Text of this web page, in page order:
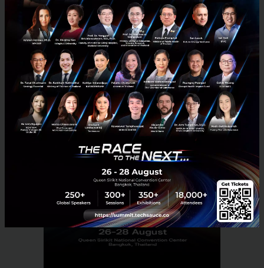
Thai Fight Covid mrna covid-19 astrazeneca covid-19-vaccine
No comment